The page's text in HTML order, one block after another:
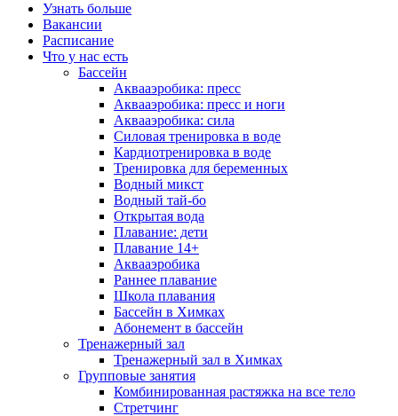
Узнать больше
Вакансии
Расписание
Что у нас есть
Бассейн
Аквааэробика: пресс
Аквааэробика: пресс и ноги
Аквааэробика: сила
Силовая тренировка в воде
Кардиотренировка в воде
Тренировка для беременных
Водный микст
Водный тай-бо
Открытая вода
Плавание: дети
Плавание 14+
Аквааэробика
Раннее плавание
Школа плавания
Бассейн в Химках
Абонемент в бассейн
Тренажерный зал
Тренажерный зал в Химках
Групповые занятия
Комбинированная растяжка на все тело
Стретчинг